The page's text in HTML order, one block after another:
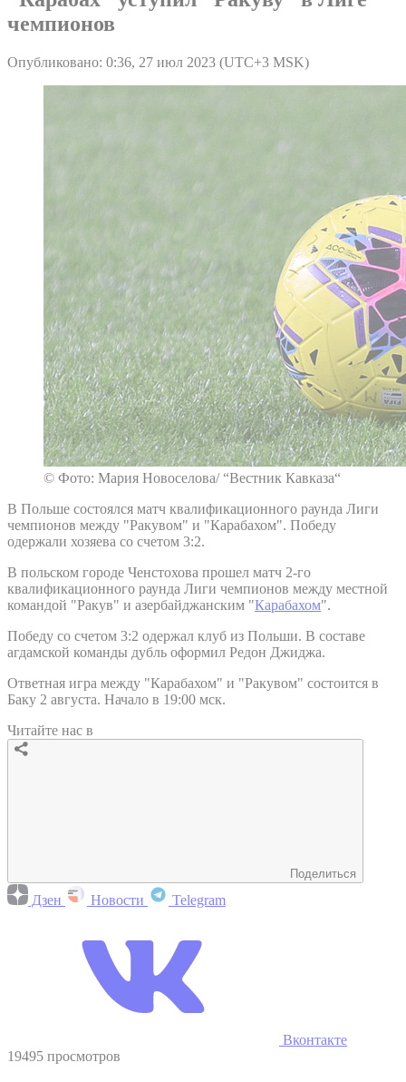
чемпионов
Опубликовано: 0:36, 27 июл 2023 (UTC+3 MSK)
© Фото: Мария Новоселова/ “Вестник Кавказа“
В Польше состоялся матч квалификационного раунда Лиги
чемпионов между "Ракувом" и "Карабахом". Победу
одержали хозяева со счетом 3:2.
В польском городе Ченстохова прошел матч 2-го
квалификационного раунда Лиги чемпионов между местной
командой "Ракув" и азербайджанским "Карабахом".
Победу со счетом 3:2 одержал клуб из Польши. В составе
агдамской команды дубль оформил Редон Джиджа.
Ответная игра между "Карабахом" и "Ракувом" состоится в
Баку 2 августа. Начало в 19:00 мск.
Читайте нас в
Поделиться
Дзен Новости Telegram
Вконтакте
19495 просмотров